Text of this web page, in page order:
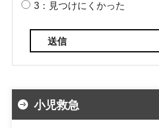
3：見つけにくかった
小児救急